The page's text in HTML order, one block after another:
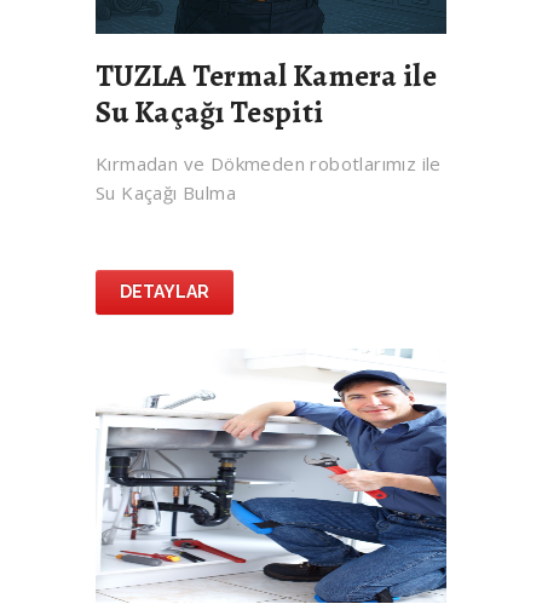
TUZLA Termal Kamera ile
Su Kaçağı Tespiti
Kırmadan ve Dökmeden robotlarımız ile
Su Kaçağı Bulma
DETAYLAR